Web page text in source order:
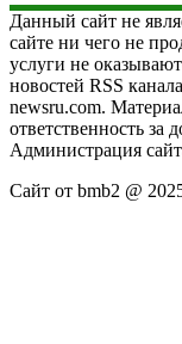
Данный сайт не
сайте ни чего не
услуги не
новостей RSS
newsru.com.
ответственность за
Администрация
Сайт от bmb2 @